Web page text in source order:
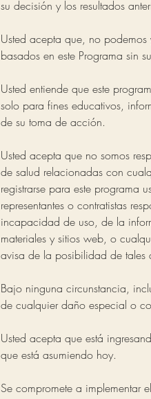
su decisión y los resultados
Usted acepta que, no
basados en este Programa sin
Usted entiende que este
solo para fines educativos,
de su toma de acción.
Usted acepta que no somos
de salud relacionadas con
registrarse para este programa
representantes o contratistas
incapacidad de uso, de la
materiales y sitios web, o
avisa de la posibilidad de tales
Bajo ninguna circunstancia,
de cualquier daño especial o
Usted acepta que está
que está asumiendo hoy.
Se compromete a implementar